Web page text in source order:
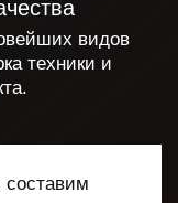
видов
техники и
составим